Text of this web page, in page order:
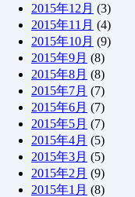
2015年12月 (3)
2015年11月 (4)
2015年10月 (9)
2015年9月 (8)
2015年8月 (8)
2015年7月 (7)
2015年6月 (7)
2015年5月 (7)
2015年4月 (5)
2015年3月 (5)
2015年2月 (9)
2015年1月 (8)